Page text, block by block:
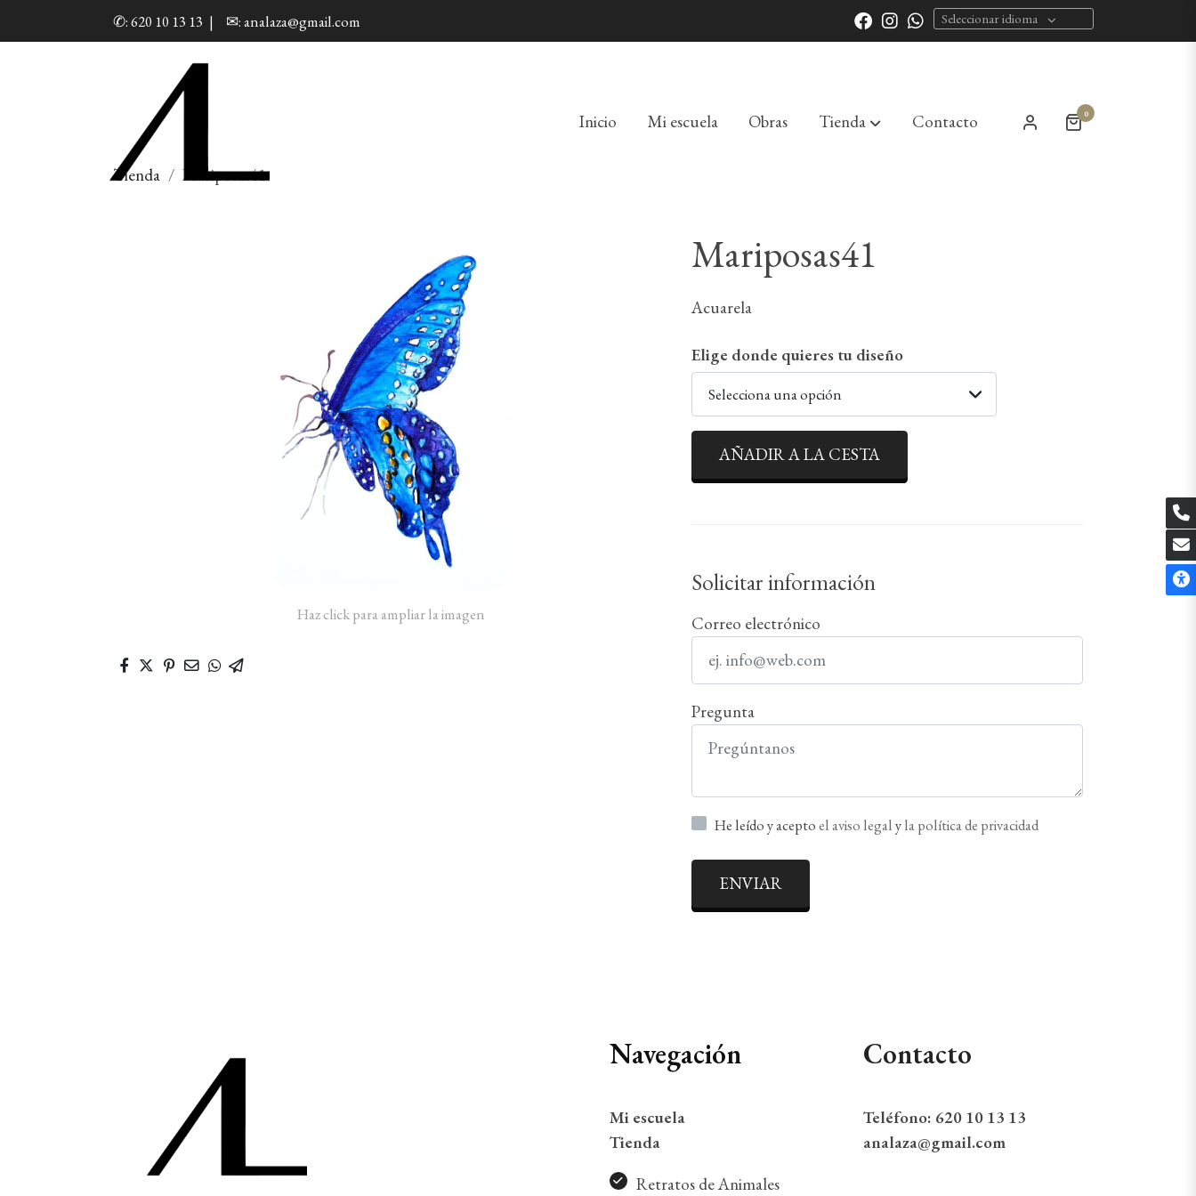
✆: 620 10 13 13 | ✉: analaza@gmail.com Seleccionar idioma
Inicio Mi escuela Obras Tienda Contacto 0
Tienda Mariposas41
Haz click para ampliar la imagen
Mariposas41
Acuarela
Elige donde quieres tu diseño
Selecciona una opción
AÑADIR A LA CESTA
Solicitar información
Correo electrónico
Pregunta
He leído y aceptoel aviso legalyla política de privacidad
ENVIAR
Navegación
Mi escuela
Tienda
Retratos de Animales
Contacto
Teléfono: 620 10 13 13
analaza@gmail.com